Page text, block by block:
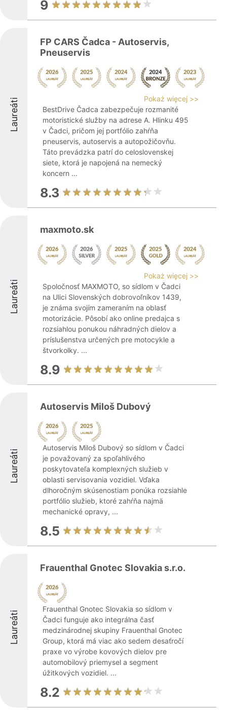
9
Laureáti
FP CARS Čadca - Autoservis,
Pneuservis
Pokaż więcej >>
BestDrive Čadca zabezpečuje rozmanité
motoristické služby na adrese A. Hlinku 495
v Čadci, pričom jej portfólio zahŕňa
pneuservis, autoservis a autopožičovňu.
Táto prevádzka patrí do celoslovenskej
siete, ktorá je napojená na nemecký
koncern ...
8.3
Laureáti
maxmoto.sk
Pokaż więcej >>
Spoločnosť MAXMOTO, so sídlom v Čadci
na Ulici Slovenských dobrovoľníkov 1439,
je známa svojím zameraním na oblasť
motorizácie. Pôsobí ako online predajca s
rozsiahlou ponukou náhradných dielov a
príslušenstva určených pre motocykle a
štvorkolky. ...
8.9
Laureáti
Autoservis Miloš Dubový
Autoservis Miloš Dubový so sídlom v Čadci
je považovaný za spoľahlivého
poskytovateľa komplexných služieb v
oblasti servisovania vozidiel. Vďaka
dlhoročným skúsenostiam ponúka rozsiahle
portfólio služieb, ktoré zahŕňa najmä
mechanické opravy, ...
8.5
Laureáti
Frauenthal Gnotec Slovakia s.r.o.
Frauenthal Gnotec Slovakia so sídlom v
Čadci funguje ako integrálna časť
medzinárodnej skupiny Frauenthal Gnotec
Group, ktorá má viac ako sedem desaťročí
praxe vo výrobe kovových dielov pre
automobilový priemysel a segment
úžitkových vozidiel. ...
8.2